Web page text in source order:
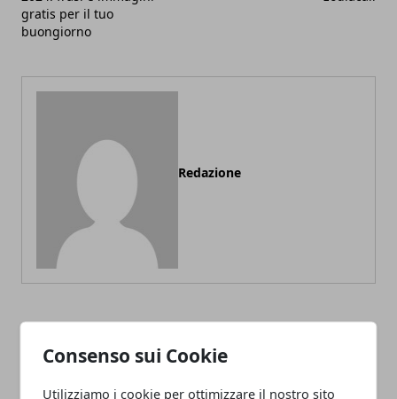
Consenso sui Cookie
Utilizziamo i cookie per ottimizzare il nostro sito
gratis per il tuo
buongiorno
Redazione